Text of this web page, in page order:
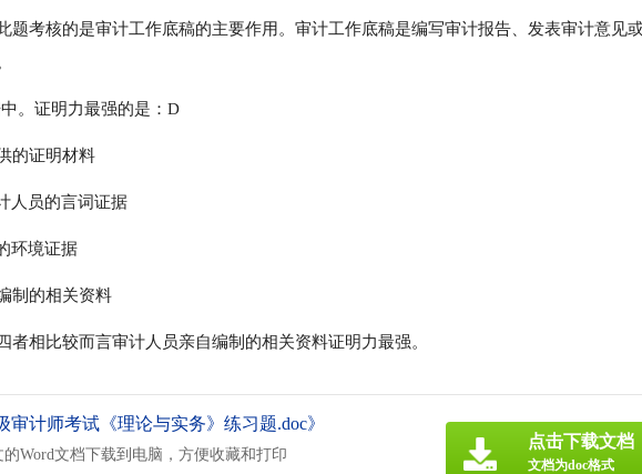
题考核的是审计工作底稿的主要作用。审计工作底稿是编写审计报告、发表审计意见
。证明力最强的是：D
的证明材料
人员的言词证据
环境证据
制的相关资料
者相比较而言审计人员亲自编制的相关资料证明力最强。
审计师考试《理论与实务》练习题.doc》
的Word文档下载到电脑，方便收藏和打印
点击下载文档
文档为doc格式